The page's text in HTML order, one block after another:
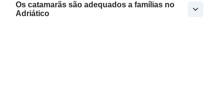
Os catamarãs são adequados a famílias no
Adriático